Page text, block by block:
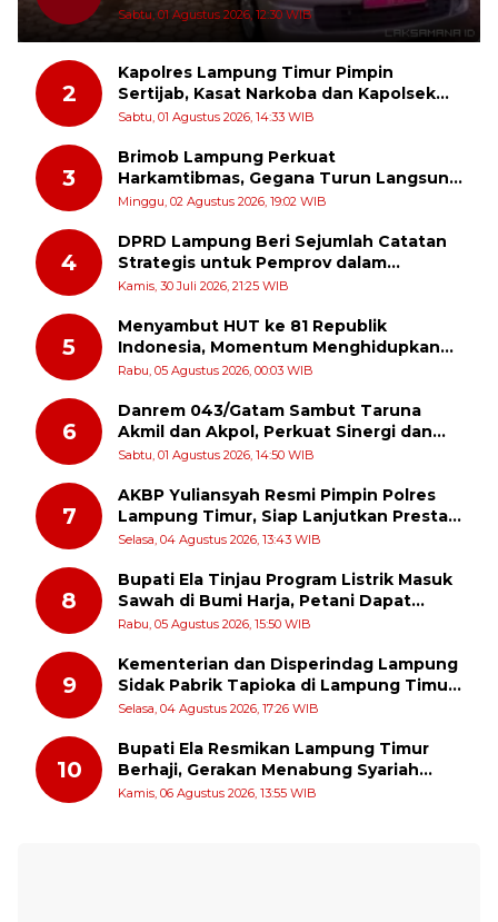
Baru
Sabtu, 01 Agustus 2026, 12:30 WIB
2
Kapolres Lampung Timur Pimpin
Sertijab, Kasat Narkoba dan Kapolsek
Sekampung Udik Berganti
Sabtu, 01 Agustus 2026, 14:33 WIB
3
Brimob Lampung Perkuat
Harkamtibmas, Gegana Turun Langsung
Patroli Dialogis ke Pasar dan Rumah
Minggu, 02 Agustus 2026, 19:02 WIB
4
DPRD Lampung Beri Sejumlah Catatan
Strategis untuk Pemprov dalam
Pertanggungjawaban APBD 2025
Kamis, 30 Juli 2026, 21:25 WIB
5
Menyambut HUT ke 81 Republik
Indonesia, Momentum Menghidupkan
Kembali Semangat Juang Para Pahlawan
Rabu, 05 Agustus 2026, 00:03 WIB
6
Danrem 043/Gatam Sambut Taruna
Akmil dan Akpol, Perkuat Sinergi dan
Pengabdian untuk Masyarakat
Sabtu, 01 Agustus 2026, 14:50 WIB
7
AKBP Yuliansyah Resmi Pimpin Polres
Lampung Timur, Siap Lanjutkan Prestasi
Gemilang AKBP Heti Patmawati
Selasa, 04 Agustus 2026, 13:43 WIB
8
Bupati Ela Tinjau Program Listrik Masuk
Sawah di Bumi Harja, Petani Dapat
Subsidi Pemasangan KWH
Rabu, 05 Agustus 2026, 15:50 WIB
9
Kementerian dan Disperindag Lampung
Sidak Pabrik Tapioka di Lampung Timur,
PPUKI Apresiasi Langkah Pengawasan
Selasa, 04 Agustus 2026, 17:26 WIB
10
Bupati Ela Resmikan Lampung Timur
Berhaji, Gerakan Menabung Syariah
untuk Wujudkan Impian ke Tanah Suci
Kamis, 06 Agustus 2026, 13:55 WIB